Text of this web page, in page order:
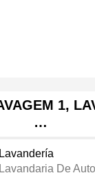
1,
…
Lavandería
Lavandaria De